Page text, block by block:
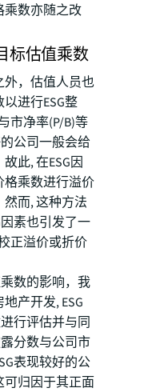
乘数亦随之改
标估值乘数
外，估值人员也
进行ESG整
市净率(P/B)等
公司一般会给
此, 在ESG因
乘数进行溢价
而, 这种方法
素也引发了一
正溢价或折价
数的影响，我
产开发, ESG
行评估并与同
分数与公司市
表现较好的公
可归因于其正面